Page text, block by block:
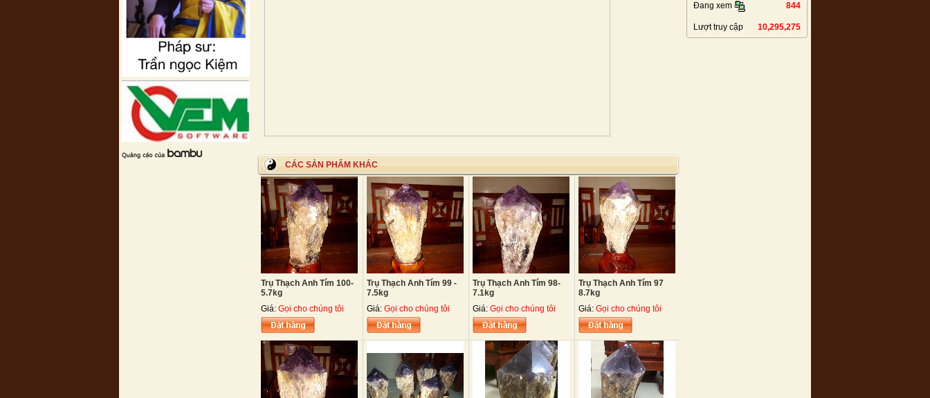
CÁC SẢN PHẨM KHÁC
Trụ Thạch Anh Tím 100-
5.7kg
Giá: Gọi cho chúng tôi
Trụ Thạch Anh Tím 99 -
7.5kg
Giá: Gọi cho chúng tôi
Trụ Thạch Anh Tím 98-
7.1kg
Giá: Gọi cho chúng tôi
Trụ Thạch Anh Tím 97
8.7kg
Giá: Gọi cho chúng tôi
844
Đang xem
10,295,275
Lượt truy cập